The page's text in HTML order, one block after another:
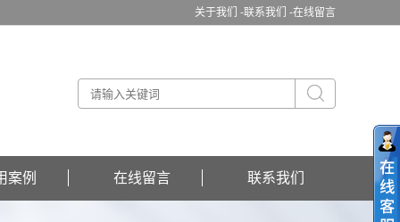
关于我们 -联系我们 -在线留言
案例 在线留言 联系我们